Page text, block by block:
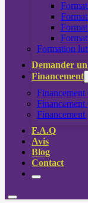
Formation
Demander
Financement
Financement
Financement
F.A.Q
Avis
Blog
Contact